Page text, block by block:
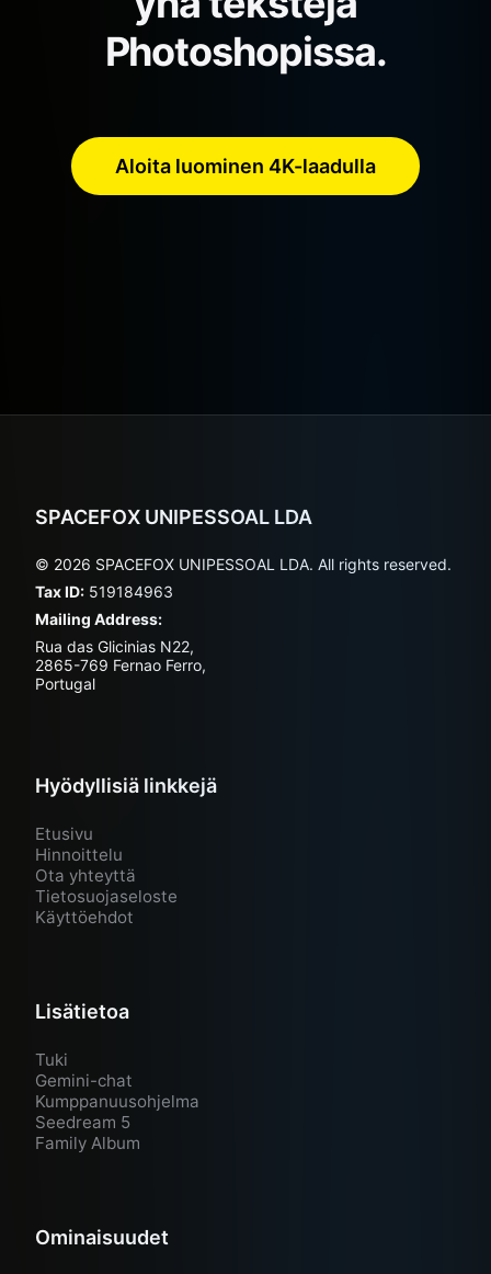
Photoshopissa.
Aloita luominen 4K-laadulla
SPACEFOX UNIPESSOAL LDA
© 2026 SPACEFOX UNIPESSOAL LDA. All rights reserved.
Tax ID: 519184963
Mailing Address:
Rua das Glicinias N22,
2865-769 Fernao Ferro,
Portugal
Hyödyllisiä linkkejä
Etusivu
Hinnoittelu
Ota yhteyttä
Tietosuojaseloste
Käyttöehdot
Lisätietoa
Tuki
Gemini-chat
Kumppanuusohjelma
Seedream 5
Family Album
Ominaisuudet